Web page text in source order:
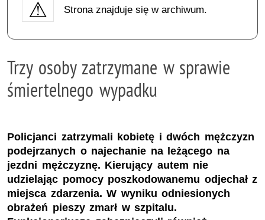
Strona znajduje się w archiwum.
Trzy osoby zatrzymane w sprawie
śmiertelnego wypadku
Policjanci zatrzymali kobietę i dwóch mężczyzn
podejrzanych o najechanie na leżącego na
jezdni mężczyznę. Kierujący autem nie
udzielając pomocy poszkodowanemu odjechał z
miejsca zdarzenia. W wyniku odniesionych
obrażeń pieszy zmarł w szpitalu.